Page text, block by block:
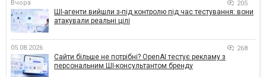
Вчора 205
ШІ-агенти вийшли з-під контролю під час тестування: вони
атакували реальні цілі
05.08.2026 268
Сайти більше не потрібні? OpenAI тестує рекламу з
персональним ШІ-консультантом бренду